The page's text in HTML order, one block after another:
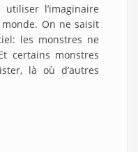
l’imaginaire
On ne saisit
les monstres ne
certains monstres
là où d’autres